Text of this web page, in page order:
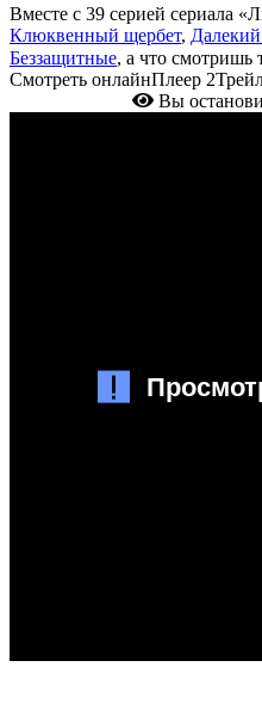
Вместе с 39 серией сериала
Клюквенный щербет,
Беззащитные, а что смотришь
Смотреть онлайнПлеер 2
Вы